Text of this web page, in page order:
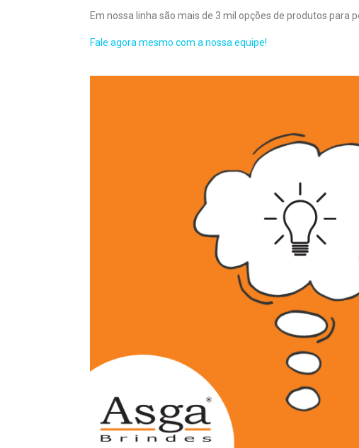
Em nossa linha são mais de 3 mil opções de produtos
Fale agora mesmo com a nossa equipe!